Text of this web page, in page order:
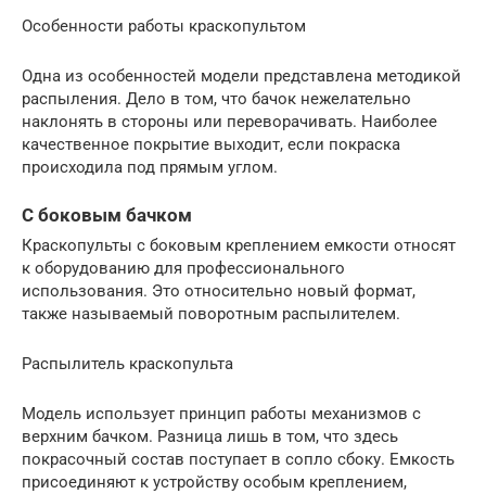
Особенности работы краскопультом
Одна из особенностей модели представлена методикой
распыления. Дело в том, что бачок нежелательно
наклонять в стороны или переворачивать. Наиболее
качественное покрытие выходит, если покраска
происходила под прямым углом.
С боковым бачком
Краскопульты с боковым креплением емкости относят
к оборудованию для профессионального
использования. Это относительно новый формат,
также называемый поворотным распылителем.
Распылитель краскопульта
Модель использует принцип работы механизмов с
верхним бачком. Разница лишь в том, что здесь
покрасочный состав поступает в сопло сбоку. Емкость
присоединяют к устройству особым креплением,